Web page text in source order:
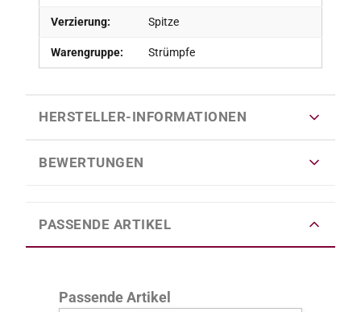
Verzierung: Spitze
Warengruppe: Strümpfe
HERSTELLER-INFORMATIONEN
BEWERTUNGEN
PASSENDE ARTIKEL
Produktgalerie überspringen
Passende Artikel